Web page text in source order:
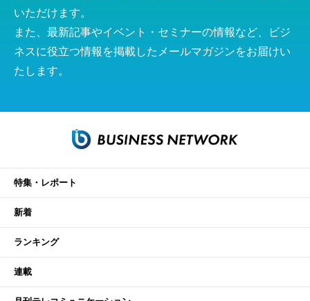
いただけます。
また、最新記事やイベント・セミナーの情報など、ビジ
ネスに役立つ情報を掲載したメールマガジンをお届けい
たします。
特集・レポート
新着
ランキング
連載